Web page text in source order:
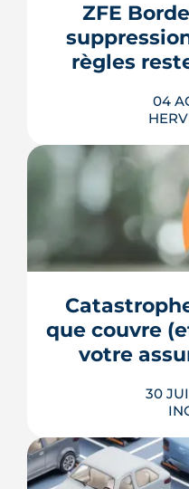
ZFE
règles
04
La fin des zones
fait la une au
d'être effacée par
tient toujours et
reste la clé
LIRE
que couvre
votre
30